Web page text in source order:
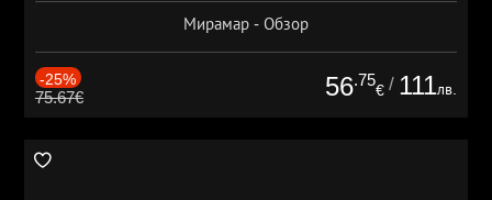
Мирамар - Обзор
-25%
75.67€ 56.75
€ / 111лв.